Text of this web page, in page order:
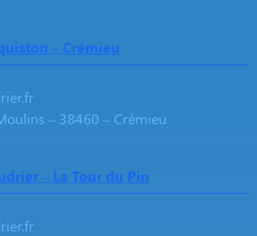
– Crémieu
– 38460 – Crémieu
– La Tour du Pin